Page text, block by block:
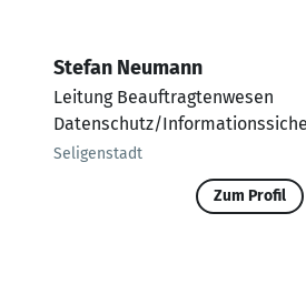
Stefan Neumann
Leitung Beauftragtenwesen
Datenschutz/
Seligenstadt
Zum Profil